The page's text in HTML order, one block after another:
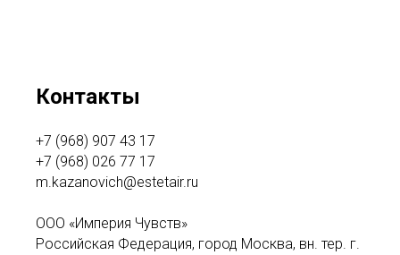
Контакты
+7 (968) 907 43 17
+7 (968) 026 77 17
m.kazanovich@estetair.ru
ООО «Империя Чувств»
Российская Федерация, город Москва, вн. тер. г.